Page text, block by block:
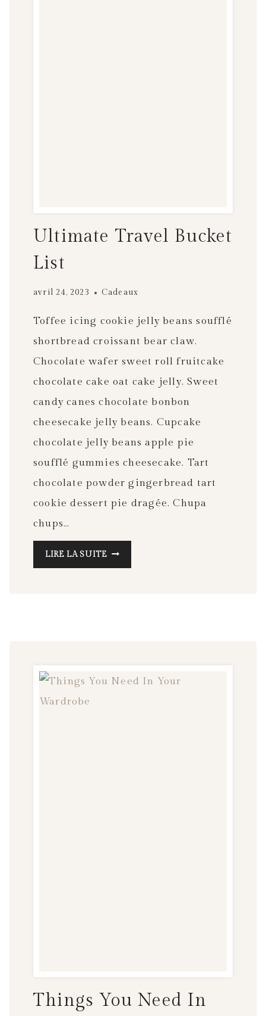
Ultimate Travel Bucket
List
avril 24, 2023 Cadeaux
Toffee icing cookie jelly beans soufflé
shortbread croissant bear claw.
Chocolate wafer sweet roll fruitcake
chocolate cake oat cake jelly. Sweet
candy canes chocolate bonbon
cheesecake jelly beans. Cupcake
chocolate jelly beans apple pie
soufflé gummies cheesecake. Tart
chocolate powder gingerbread tart
cookie dessert pie dragée. Chupa
chups…
LIRE LA SUITE ULTIMATE
TRAVEL
Things You Need In